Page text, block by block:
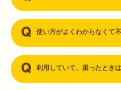
使い方がよくわからなくて
利用していて、困ったとき